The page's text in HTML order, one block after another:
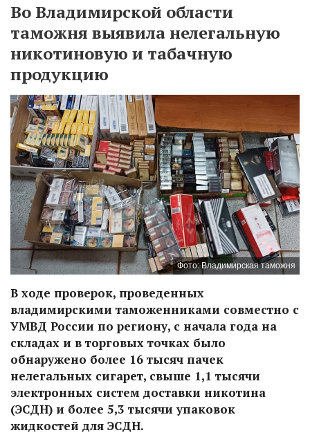
Во Владимирской области
таможня выявила нелегальную
никотиновую и табачную
продукцию
Фото: Владимирская таможня
В ходе проверок, проведенных
владимирскими таможенниками совместно с
УМВД России по региону, с начала года на
складах и в торговых точках было
обнаружено более 16 тысяч пачек
нелегальных сигарет, свыше 1,1 тысячи
электронных систем доставки никотина
(ЭСДН) и более 5,3 тысячи упаковок
жидкостей для ЭСДН.